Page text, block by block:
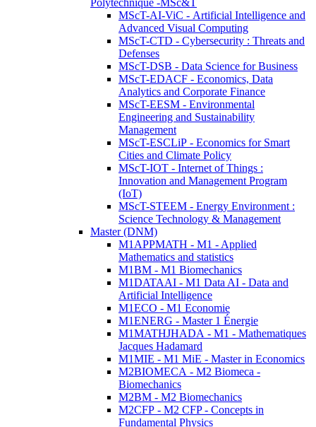
Polytechnique -MSc&T
MScT-AI-ViC - Artificial Intelligence and
Advanced Visual Computing
MScT-CTD - Cybersecurity : Threats and
Defenses
MScT-DSB - Data Science for Business
MScT-EDACF - Economics, Data
Analytics and Corporate Finance
MScT-EESM - Environmental
Engineering and Sustainability
Management
MScT-ESCLiP - Economics for Smart
Cities and Climate Policy
MScT-IOT - Internet of Things :
Innovation and Management Program
(IoT)
MScT-STEEM - Energy Environment :
Science Technology & Management
Master (DNM)
M1APPMATH - M1 - Applied
Mathematics and statistics
M1BM - M1 Biomechanics
M1DATAAI - M1 Data AI - Data and
Artificial Intelligence
M1ECO - M1 Economie
M1ENERG - Master 1 Énergie
M1MATHJHADA - M1 - Mathematiques
Jacques Hadamard
M1MIE - M1 MiE - Master in Economics
M2BIOMECA - M2 Biomeca -
Biomechanics
M2BM - M2 Biomechanics
M2CFP - M2 CFP - Concepts in
Fundamental Physics